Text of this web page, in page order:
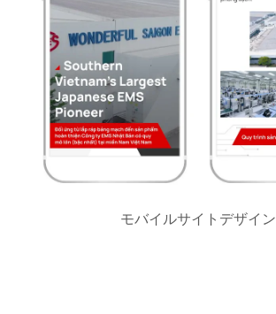
モバイルサイトデザイン